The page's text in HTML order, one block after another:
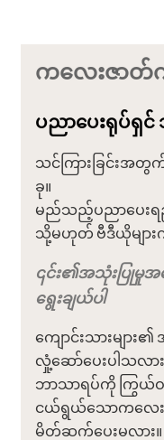
ကလေးဇာတ်က
ပညာပေးရုပ်ရှ
သင်ကြားခြင်းအတွ
ခု။
မည်သည့်ပညာပေး
သို့မဟုတ် ဗီဒီယိုများ
၎င်း၏အသုံးပြုမှုအ
ရွေးချယ်ပါ
ကျောင်းသားများ
လှုံ့ဆော်ပေးပါသလာ
ဘာသာရပ်ကို ကြွယ်ဝ
ငယ်ရွယ်သောကလေးမ
မိတ်ဆက်ပေးမလား